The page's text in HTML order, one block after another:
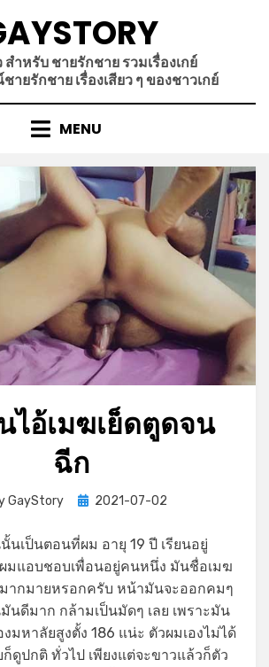
สำหรับ ชายรักชาย รวมเรื่องเกย์
ยรักชาย เรื่องเสียว ๆ ของชาวเกย์
MENU
ไอ้เมฆเย็ดตูดจน
ฉีก
GayStory
Posted
2021-07-02
นเป็นตอนที่ผม อายุ 19 ปี เรียนอยู่
มแอบชอบเพื่อนอยู่คนหนึ่ง มันชื่อเมฆ
ากมายหรอกครับ หน้ามันจะออกคมๆ
นดีมาก กล้ามเป็นมัดๆ เลย เพราะมัน
มหาลัยสูงตั้ง 186 แน่ะ ตัวผมเองไม่ได้
ดูปกติ ทั่วไป เพียงแต่จะขาวแล้วก็ตัว